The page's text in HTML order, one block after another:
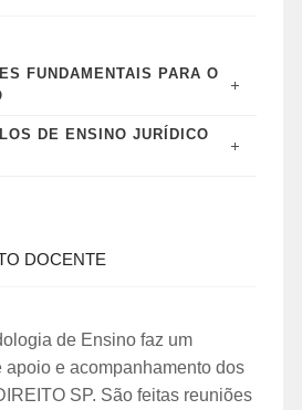
FUNDAMENTAIS PARA O
DE ENSINO JURÍDICO
DOCENTE
de Ensino faz um
apoio e acompanhamento dos
SP. São feitas reuniões